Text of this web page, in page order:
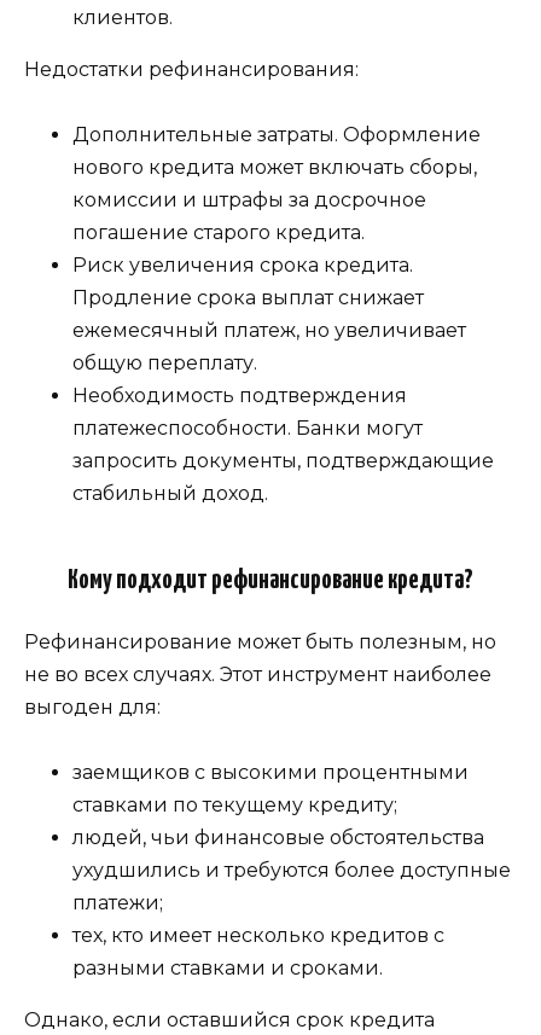
клиентов.
Недостатки рефинансирования:
Дополнительные затраты. Оформление
нового кредита может включать сборы,
комиссии и штрафы за досрочное
погашение старого кредита.
Риск увеличения срока кредита.
Продление срока выплат снижает
ежемесячный платеж, но увеличивает
общую переплату.
Необходимость подтверждения
платежеспособности. Банки могут
запросить документы, подтверждающие
стабильный доход.
Кому подходит рефинансирование кредита?
Рефинансирование может быть полезным, но
не во всех случаях. Этот инструмент наиболее
выгоден для:
заемщиков с высокими процентными
ставками по текущему кредиту;
людей, чьи финансовые обстоятельства
ухудшились и требуются более доступные
платежи;
тех, кто имеет несколько кредитов с
разными ставками и сроками.
Однако, если оставшийся срок кредита